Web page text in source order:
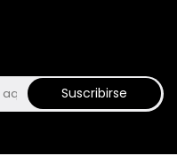
Suscribirse